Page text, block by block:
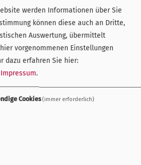
werden Informationen über Sie
können diese auch an Dritte,
Auswertung, übermittelt
vorgenommenen Einstellungen
dazu erfahren Sie hier:
Impressum.
Cookies(immer erforderlich)